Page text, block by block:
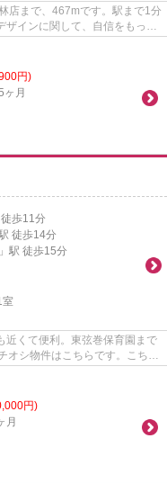
店まで、467mです。駅まで1分
インに関して、自信をもって
円)
ヶ月
徒歩11分
徒歩14分
」駅 徒歩15分
室
近くて便利。東弦巻保育園まで
シ物件はこちらです。こちら
円)
月